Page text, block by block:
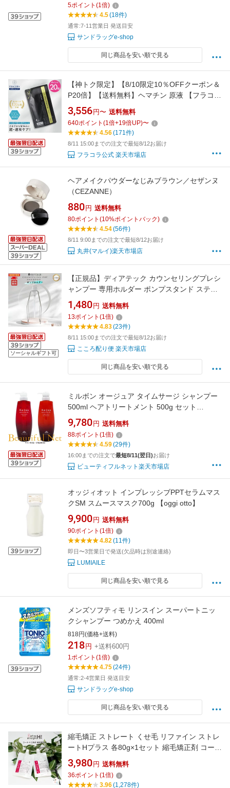
5ポイント (1倍)
4.5(18件)
通常:7-11営業日 発送目安
サンドラッグe-shop
同じ商品を安い順で見る
【神トク限定】【8/10限定10％OFFクーポン＆
P20倍】【送料無料】ヘマチン 原液 【フラコラ
公式】 プロヘマチン原液 ヒト幹細胞培養エキ
ス +（詰め替え用）100mL │ ヘアケア トリー
トメント 髪 美容液 国内生産 国産 FRACORA
プロヘマチン ケラチン ヒト幹細胞 高濃度
3,556 円〜 送料無料
640ポイント (1倍+19倍UP)〜
4.56(171件)
8/11 15:00までの注文で最短8/12お届け
フラコラ公式 楽天市場店
ヘアメイクパウダーなじみブラウン／セザンヌ
（CEZANNE）
880 円 送料無料
80ポイント (10%ポイントバック)
4.54(56件)
8/11 9:00までの注文で最短8/12お届け
丸井(マルイ)楽天市場店
ソーシャルギフト可
【正規品】ディアテック カウンセリングプレシ
ャンプー 専用ホルダー ポンプスタンド ステン
レス製 大容量対応 サロン専売品 美容室 最強翌
日配送対応
1,480 円 送料無料
13ポイント (1倍)
4.83(23件)
8/11 15:00までの注文で最短8/12お届け
こころ配り便 楽天市場店
同じ商品を安い順で見る
ミルボン オージュア タイムサージ シャンプー
500ml ヘアトリートメント 500g セット
【Aujua】 TS
9,780 円 送料無料
88ポイント (1倍)
4.59(29件)
16:00までの注文で最短8/11(翌日)お届け
ビューティフルネット楽天市場店
オッジィオット インプレッシブPPTセラムマス
クSM スムースマスク700g 【oggi otto】
9,900 円 送料無料
90ポイント (1倍)
4.82(11件)
即日〜3営業日で発送(欠品時は別途連絡)
LUMIAILE
同じ商品を安い順で見る
メンズソフティモ リンスイン スーパートニッ
クシャンプー つめかえ 400ml
818円(価格+送料)
218 円 +送料600円
1ポイント (1倍)
4.75(24件)
通常:2-4営業日 発送目安
サンドラッグe-shop
同じ商品を安い順で見る
縮毛矯正 ストレート くせ毛 リファイン ストレ
ートHプラス 各80g×1セット 縮毛矯正剤 コール
ド2浴式 セルフ 縮毛 矯正 ストレートパーマ セ
ルフパーマ パーマ液 うねり 前髪 業務用 プロ
サロン ホームケア 【医薬部外品】
3,980 円 送料無料
36ポイント (1倍)
3.96(1,278件)